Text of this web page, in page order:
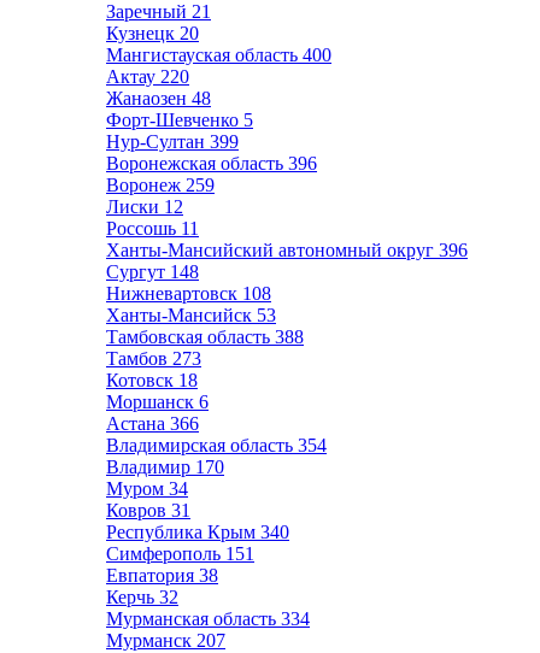
Заречный 21
Кузнецк 20
Мангистауская область 400
Актау 220
Жанаозен 48
Форт-Шевченко 5
Нур-Султан 399
Воронежская область 396
Воронеж 259
Лиски 12
Россошь 11
Ханты-Мансийский автономный округ 396
Сургут 148
Нижневартовск 108
Ханты-Мансийск 53
Тамбовская область 388
Тамбов 273
Котовск 18
Моршанск 6
Астана 366
Владимирская область 354
Владимир 170
Муром 34
Ковров 31
Республика Крым 340
Симферополь 151
Евпатория 38
Керчь 32
Мурманская область 334
Мурманск 207